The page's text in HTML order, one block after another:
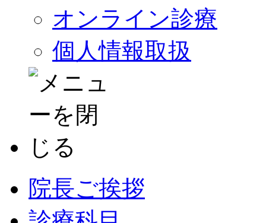
オンライン診療
個人情報取扱
院長ご挨拶